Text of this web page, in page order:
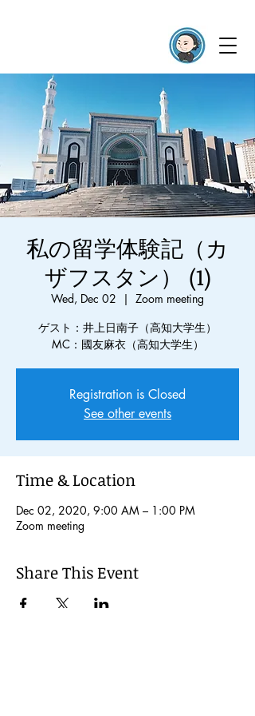
私の留学体験記（カ
ザフスタン） (1)
Wed, Dec 02
  |
Zoom meeting
ゲスト：井上日南子（高知大学生）
MC：國友麻衣（高知大学生）
Registration is Closed
See other events
Time & Location
Dec 02, 2020, 9:00 AM – 1:00 PM
Zoom meeting
Share This Event